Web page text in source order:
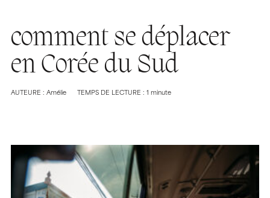
comment se déplacer
en Corée du Sud
AUTEURE : Amélie TEMPS DE LECTURE : 1 minute